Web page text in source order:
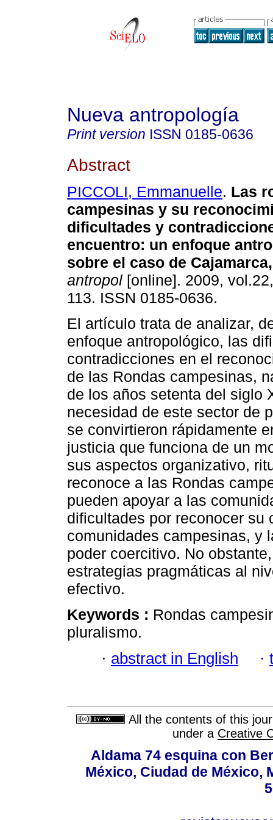
Nueva antropología
Print version ISSN 0185-0636
Abstract
PICCOLI, Emmanuelle. Las
campesinas y su
dificultades y
encuentro: un enfoque
sobre el caso de
antropol [online]. 2009,
113. ISSN 0185-0636.
El artículo trata de analizar,
enfoque antropológico, las
contradicciones en el
de las Rondas campesinas,
de los años setenta del siglo
necesidad de este sector de
se convirtieron rápidamente
justicia que funciona de un
sus aspectos organizativo,
reconoce a las Rondas
pueden apoyar a las
dificultades por reconocer su
comunidades campesinas, y
poder coercitivo. No
estrategias pragmáticas al
efectivo.
Keywords : Rondas
pluralismo.
· abstract in English ·
All the contents of this
under a Creative
Aldama 74 esquina con
México, Ciudad de México,